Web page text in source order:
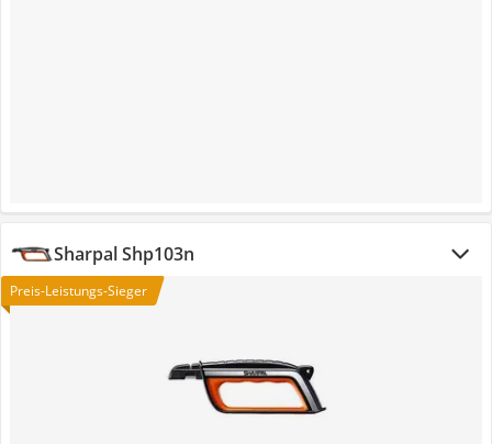
Sharpal Shp103n
Preis-Leistungs-Sieger